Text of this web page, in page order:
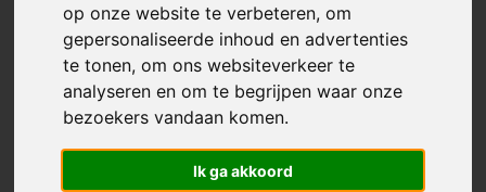
op onze website te verbeteren, om
gepersonaliseerde inhoud en advertenties
te tonen, om ons websiteverkeer te
analyseren en om te begrijpen waar onze
bezoekers vandaan komen.
Ik ga akkoord